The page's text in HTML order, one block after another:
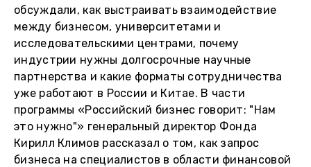
обсуждали, как выстраивать взаимодействие
между бизнесом, университетами и
исследовательскими центрами, почему
индустрии нужны долгосрочные научные
партнерства и какие форматы сотрудничества
уже работают в России и Китае. В части
программы «Российский бизнес говорит: "Нам
это нужно"» генеральный директор Фонда
Кирилл Климов рассказал о том, как запрос
бизнеса на специалистов в области финансовой